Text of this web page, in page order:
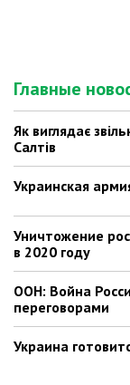
Главные
Як виглядає
Салтів
Украинская
Уничтожение
в 2020 году
ООН: Война
переговорами
Украина